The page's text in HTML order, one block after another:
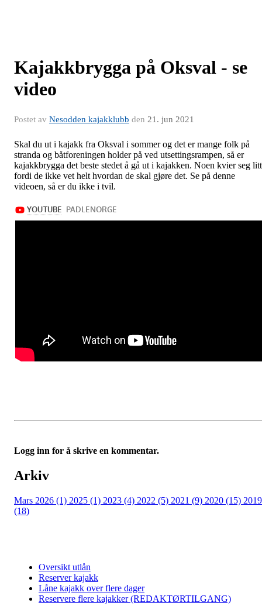
Kajakkbrygga på Oksval - se
video
Postet av Nesodden kajakklubb den 21. jun 2021
Skal du ut i kajakk fra Oksval i sommer og det er mange folk på
stranda og båtforeningen holder på ved utsettingsrampen, så er
kajakkbrygga det beste stedet å gå ut i kajakken. Noen kvier seg litt
fordi de ikke vet helt hvordan de skal gjøre det. Se på denne
videoen, så er du ikke i tvil.
Logg inn for å skrive en kommentar.
Arkiv
Mars 2026 (1) 2025 (1) 2023 (4) 2022 (5) 2021 (9) 2020 (15) 2019
(18)
Oversikt utlån
Reserver kajakk
Låne kajakk over flere dager
Reservere flere kajakker (REDAKTØRTILGANG)